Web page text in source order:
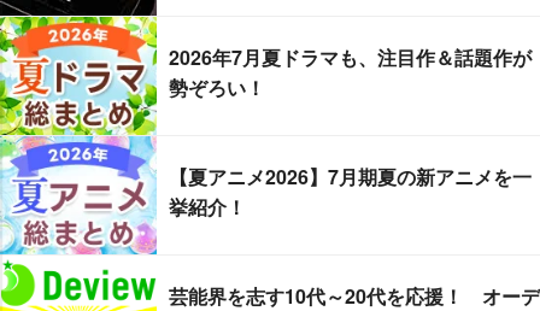
2026年7月夏ドラマも、注目作＆話題作が
勢ぞろい！
【夏アニメ2026】7月期夏の新アニメを一
挙紹介！
芸能界を志す10代～20代を応援！ オーデ